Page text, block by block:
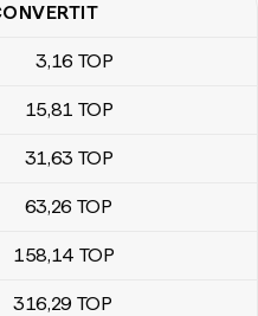
tongane
3,16 TOP
15,81 TOP
31,63 TOP
63,26 TOP
158,14 TOP
316,29 TOP